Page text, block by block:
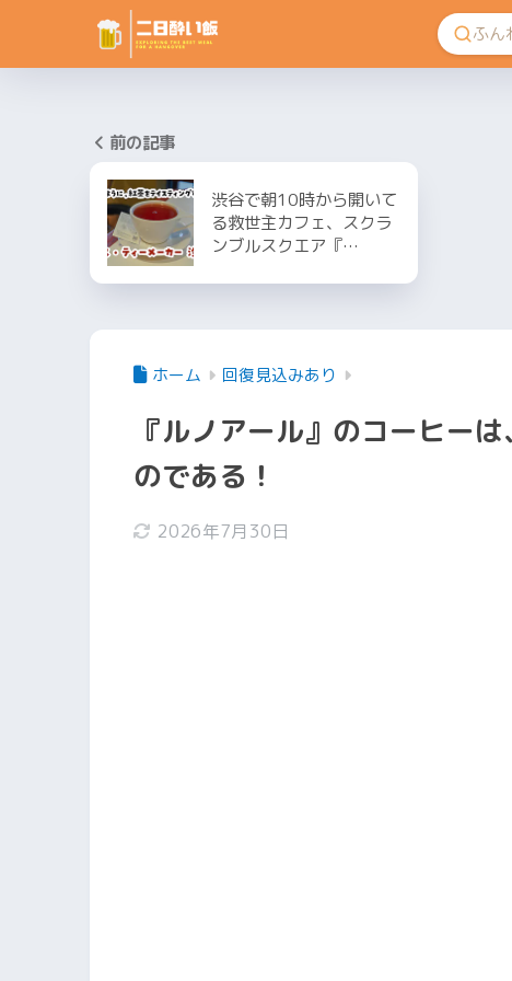
前の記事
渋谷で朝10時から開いて
る救世主カフェ、スクラ
ンブルスクエア『…
ホーム 回復見込みあり
『ルノアール』のコーヒー
のである！
2026年7月30日